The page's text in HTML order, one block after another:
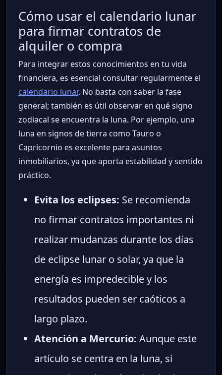
Cómo usar el calendario lunar
para firmar contratos de
alquiler o compra
Para integrar estos conocimientos en tu vida
financiera, es esencial consultar regularmente el
calendario lunar. No basta con saber la fase
general; también es útil observar en qué signo
zodiacal se encuentra la luna. Por ejemplo, una
luna en signos de tierra como Tauro o
Capricornio es excelente para asuntos
inmobiliarios, ya que aporta estabilidad y sentido
práctico.
Evita los eclipses: Se recomienda
no firmar contratos importantes ni
realizar mudanzas durante los días
de eclipse lunar o solar, ya que la
energía es impredecible y los
resultados pueden ser caóticos a
largo plazo.
Atención a Mercurio: Aunque este
artículo se centra en la luna, si